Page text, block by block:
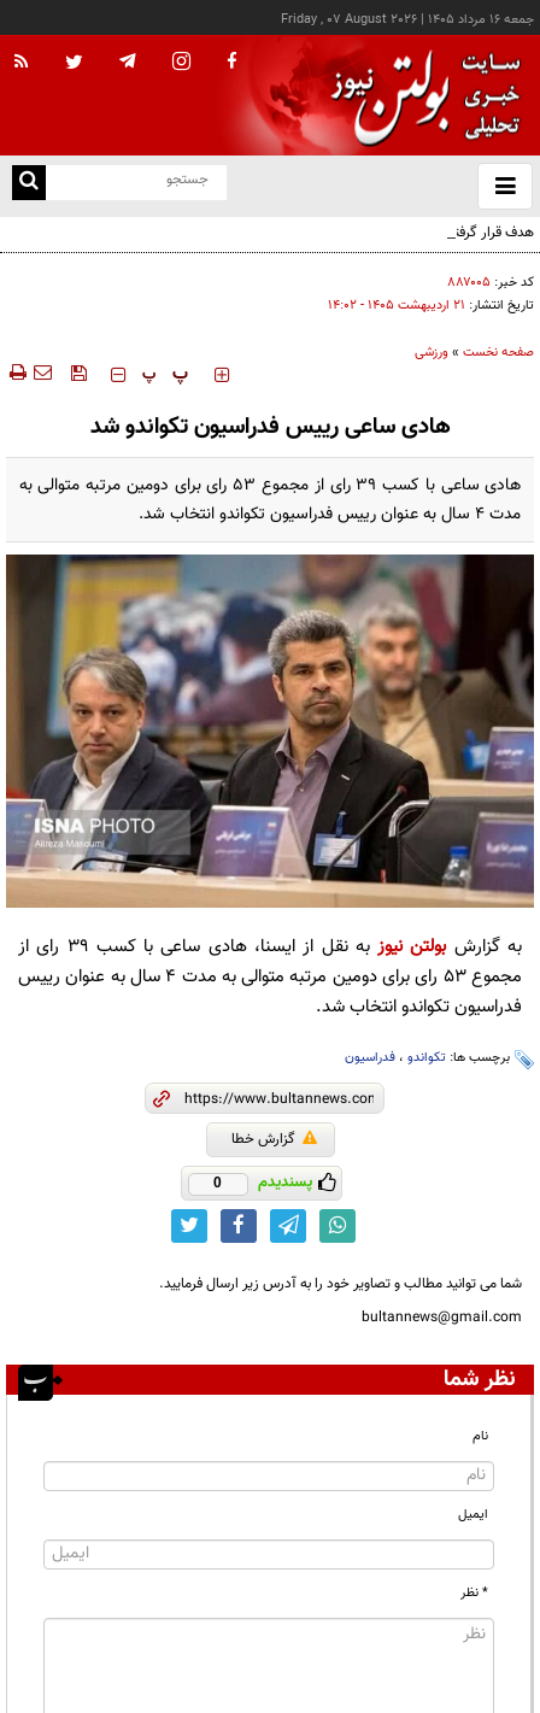
جمعه ۱۶ مرداد ۱۴۰۵ |
Friday , 07 August 2026
باز
و
هدف قرار گرفتن اتاق‌ فرماندهی مزدوران عربستان در یمن
کد خبر: ۸۸۷۰۰۵
تاریخ انتشار: ۲۱ ارديبهشت ۱۴۰۵ - ۱۴:۰۲
صفحه نخست »ورزشی
‍‍‍ پ پ
هادی ساعی رییس فدراسیون تکواندو شد
هادی ساعی با کسب ۳۹ رای از مجموع ۵۳ رای برای دومین مرتبه متوالی به
مدت ۴ سال به عنوان رییس فدراسیون تکواندو انتخاب شد.
به گزارشبولتن نیوز
به نقل از ایسنا، هادی ساعی با کسب ۳۹ رای از
مجموع ۵۳ رای برای دومین مرتبه متوالی به مدت ۴ سال به عنوان رییس
فدراسیون تکواندو انتخاب شد.
برچسب ها: تکواندو ، فدراسیون
گزارش خطا
پسندیدم 0
شما می توانید مطالب و تصاویر خود را به آدرس زیر ارسال فرمایید.
bultannews@gmail.com
نظر شما
نام
ایمیل
* نظر